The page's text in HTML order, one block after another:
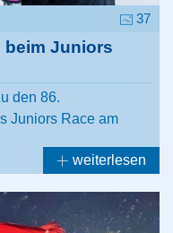
37
beim Juniors
den 86.
Juniors Race am
weiterlesen